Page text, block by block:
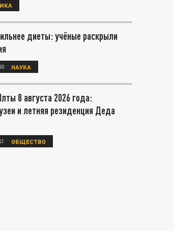
диеты: учёные раскрыли
НАУКА
8 августа 2026 года:
и летняя резиденция Деда
ОБЩЕСТВО